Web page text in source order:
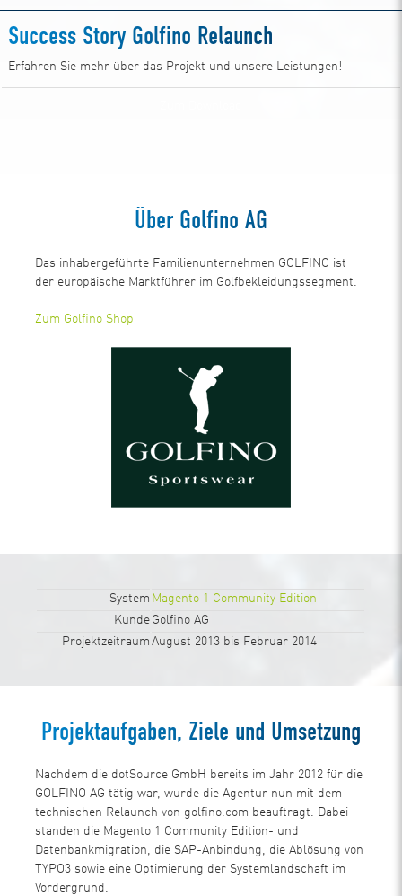
Success Story Golfino Relaunch
Erfahren Sie mehr über das Projekt und unsere Leistungen!
Über Golfino AG
Das inhabergeführte Familienunternehmen GOLFINO ist
der europäische Marktführer im Golfbekleidungssegment.
Zum Golfino Shop
System Magento 1 Community Edition
Kunde Golfino AG
Projektzeitraum August 2013 bis Februar 2014
Projektaufgaben, Ziele und Umsetzung
Nachdem die dotSource GmbH bereits im Jahr 2012 für die
GOLFINO AG tätig war, wurde die Agentur nun mit dem
technischen Relaunch von golfino.com beauftragt. Dabei
standen die Magento 1 Community Edition- und
Datenbankmigration, die SAP-Anbindung, die Ablösung von
TYPO3 sowie eine Optimierung der Systemlandschaft im
Vordergrund.